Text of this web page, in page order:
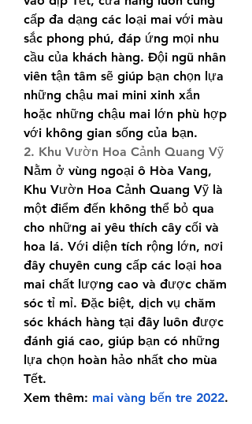
cấp đa dạng các loại mai với màu
sắc phong phú, đáp ứng mọi nhu
cầu của khách hàng. Đội ngũ nhân
viên tận tâm sẽ giúp bạn chọn lựa
những chậu mai mini xinh xắn
hoặc những chậu mai lớn phù hợp
với không gian sống của bạn.
2. Khu Vườn Hoa Cảnh Quang Vỹ
Nằm ở vùng ngoại ô Hòa Vang,
Khu Vườn Hoa Cảnh Quang Vỹ là
một điểm đến không thể bỏ qua
cho những ai yêu thích cây cối và
hoa lá. Với diện tích rộng lớn, nơi
đây chuyên cung cấp các loại hoa
mai chất lượng cao và được chăm
sóc tỉ mỉ. Đặc biệt, dịch vụ chăm
sóc khách hàng tại đây luôn được
đánh giá cao, giúp bạn có những
lựa chọn hoàn hảo nhất cho mùa
Tết.
Xem thêm: mai vàng bến tre 2022.